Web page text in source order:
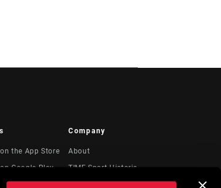
the App Store
on Google Play
Company
About
TIME Sport Historia